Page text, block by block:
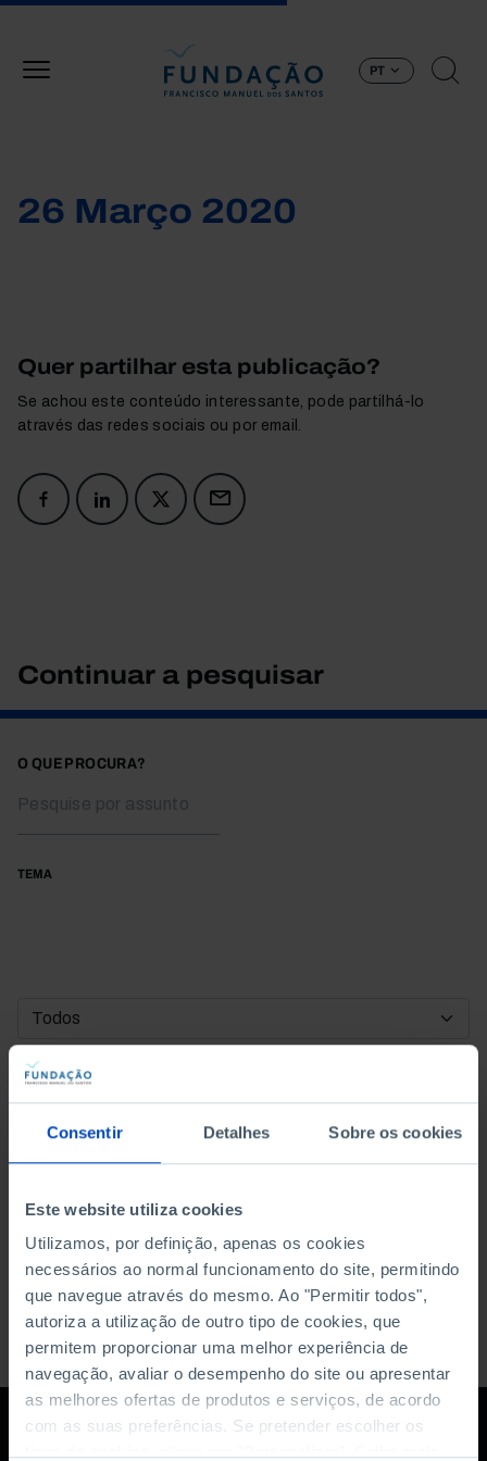
Consentir Detalhes Sobre os cookies
Este website utiliza cookies
Utilizamos, por definição, apenas os cookies
necessários ao normal funcionamento do site, permitindo
que navegue através do mesmo. Ao "Permitir todos",
autoriza a utilização de outro tipo de cookies, que
permitem proporcionar uma melhor experiência de
navegação, avaliar o desempenho do site ou apresentar
as melhores ofertas de produtos e serviços, de acordo
com as suas preferências. Se pretender escolher os
PT
26 Março 2020
Quer partilhar esta publicação?
Se achou este conteúdo interessante, pode partilhá-lo
através das redes sociais ou por email.
Continuar a pesquisar
O QUE PROCURA?
TEMA
DATA DE INÍCIO
DATA DE FIM